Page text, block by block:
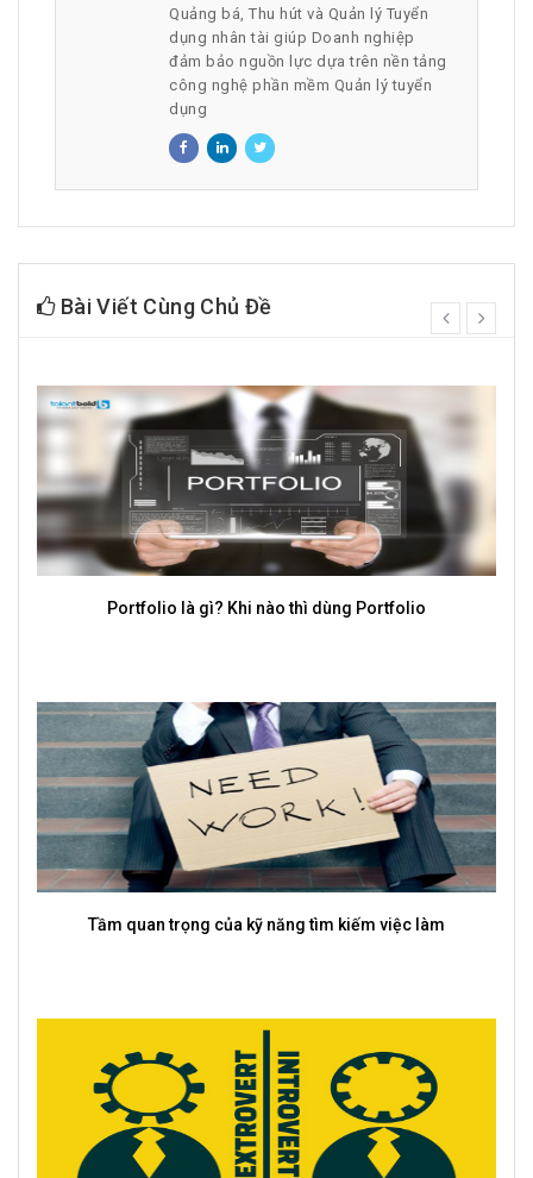
Quảng bá, Thu hút và Quản lý Tuyển
dụng nhân tài giúp Doanh nghiệp
đảm bảo nguồn lực dựa trên nền tảng
công nghệ phần mềm Quản lý tuyển
dụng
Bài Viết Cùng Chủ Đề
Portfolio là gì? Khi nào thì dùng Portfolio
Tầm quan trọng của kỹ năng tìm kiếm việc làm
prev